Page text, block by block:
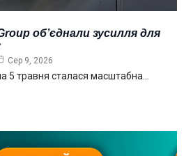
об’єднали зусилля для
Сер 9, 2026
5 травня сталася масштабна…